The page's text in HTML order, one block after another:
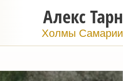
Алекс Тарн
Холмы Самарии